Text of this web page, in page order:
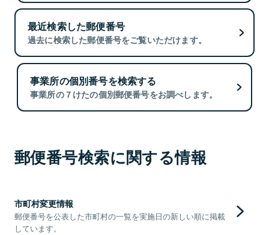
最近検索した郵便番号
過去に検索した郵便番号をご覧いただけます。
事業所の個別番号を検索する
事業所の７けたの個別郵便番号をお調べします。
郵便番号検索に関する情報
市町村変更情報
郵便番号を公表した市町村の一覧を実施日の新しい順に掲載
しています。